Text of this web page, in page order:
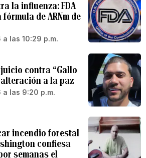
la influenza: FDA
de ARNm de
las 10:29 p.m.
contra “Gallo
a la paz
las 9:20 p.m.
incendio forestal
confiesa
semanas el